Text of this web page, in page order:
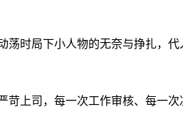
时局下小人物的无奈与挣扎，代
上司，每一次工作审核、每一次